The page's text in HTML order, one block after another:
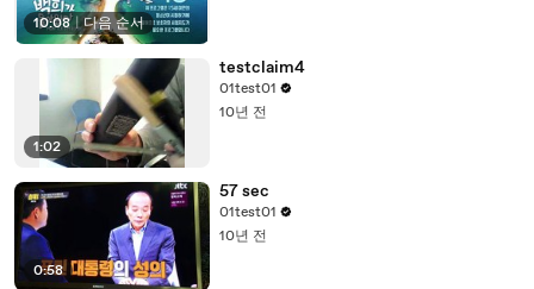
10:08 | 다음 순서
1:02
testclaim4
01test01
10년 전
0:58
57 sec
01test01
10년 전